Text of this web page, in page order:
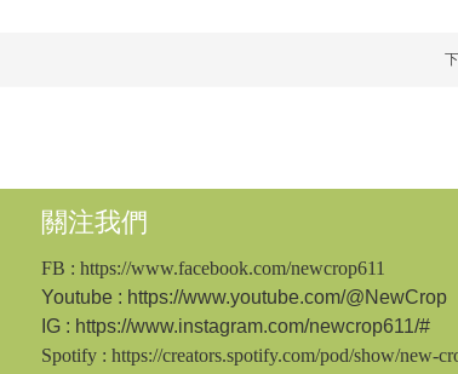
關注我們
FB : https://www.facebook.com/newcrop611
Youtube : https://www.youtube.com/@NewCrop
IG : https://www.instagram.com/newcrop611/#
Spotify : https://creators.spotify.com/pod/show/new-